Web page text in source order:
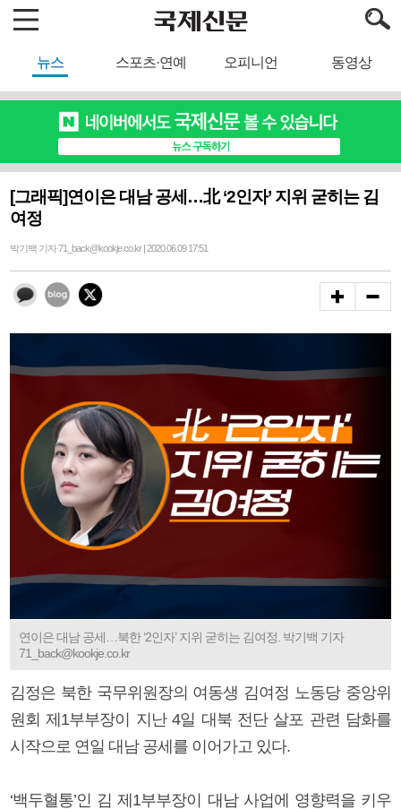
뉴스 스포츠·연예 오피니언 동영상
[그래픽]연이은 대남 공세…北 ‘2인자’ 지위 굳히는 김
여정
박기백 기자 71_back@kookje.co.kr | 2020.06.09 17:51
연이은 대남 공세…북한 ‘2인자’ 지위 굳히는 김여정. 박기백 기자
71_back@kookje.co.kr
김정은 북한 국무위원장의 여동생 김여정 노동당 중앙위
원회 제1부부장이 지난 4일 대북 전단 살포 관련 담화를
시작으로 연일 대남 공세를 이어가고 있다.
‘백두혈통’인 김 제1부부장이 대남 사업에 영향력을 키우